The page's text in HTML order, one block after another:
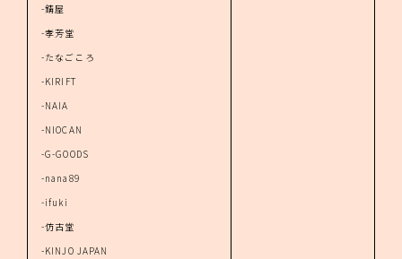
-錆屋
-孝芳堂
-たなごころ
-KIRIFT
-NAIA
-NIOCAN
-G-GOODS
-nana89
-ifuki
-仿古堂
-KINJO JAPAN